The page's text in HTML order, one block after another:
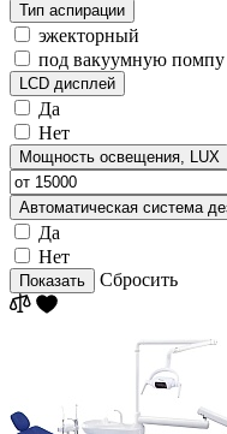
Тип аспирации
эжекторный
под вакуумную помпу
LCD дисплей
Да
Нет
Мощность освещения, LUX
Автоматическая система
Да
Нет
Показать Сбросить